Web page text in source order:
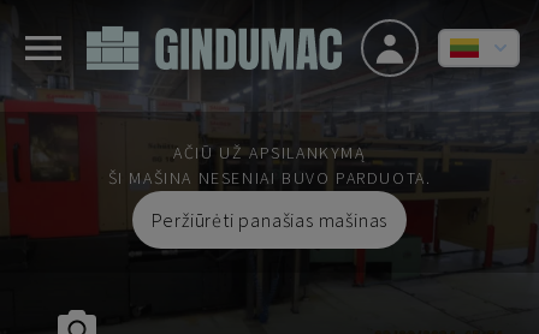
AČIŪ UŽ APSILANKYMĄ
ŠI MAŠINA NESENIAI BUVO PARDUOTA.
Peržiūrėti panašias mašinas